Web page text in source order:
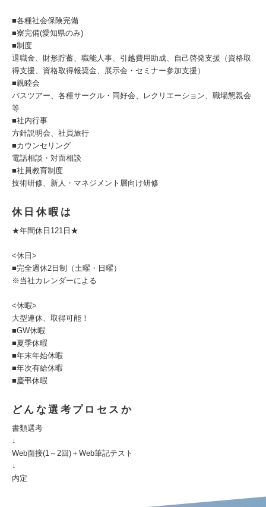
■各種社会保険完備
■寮完備(愛知県のみ)
■制度
退職金、財形貯蓄、職能人事、引越費用助成、自己啓発支援（資格取
得支援、資格取得報奨金、展示会・セミナー参加支援）
■親睦会
バスツアー、各種サークル・同好会、レクリエーション、職場懇親会
等
■社内行事
方針説明会、社員旅行
■カウンセリング
電話相談・対面相談
■社員教育制度
技術研修、新人・マネジメント層向け研修
休日休暇は
★年間休日121日★
<休日>
■完全週休2日制（土曜・日曜）
※当社カレンダーによる
<休暇>
大型連休、取得可能！
■GW休暇
■夏季休暇
■年末年始休暇
■年次有給休暇
■慶弔休暇
どんな選考プロセスか
書類選考
↓
Web面接(1～2回)＋Web筆記テスト
↓
内定